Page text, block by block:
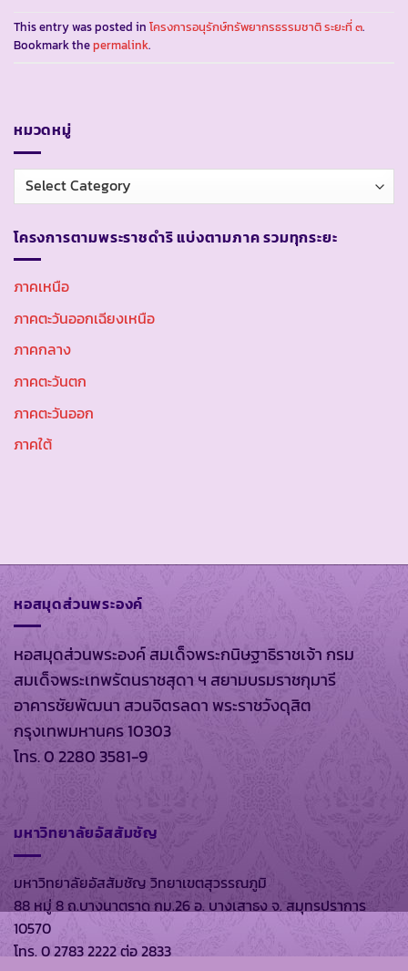
This entry was posted in โครงการอนุรักษ์ทรัพยากรธรรมชาติ ระยะที่ ๓.
Bookmark thepermalink.
หมวดหมู่
หมวด
หมู่
โครงการตามพระราชดำริ แบ่งตามภาค รวมทุกระยะ
ภาคเหนือ
ภาคตะวันออกเฉียงเหนือ
ภาคกลาง
ภาคตะวันตก
ภาคตะวันออก
ภาคใต้
หอสมุดส่วนพระองค์
หอสมุดส่วนพระองค์ สมเด็จพระกนิษฐาธิราชเจ้า กรม
สมเด็จพระเทพรัตนราชสุดา ฯ สยามบรมราชกุมารี
อาคารชัยพัฒนา สวนจิตรลดา พระราชวังดุสิต
กรุงเทพมหานคร 10303
โทร. 0 2280 3581-9
มหาวิทยาลัยอัสสัมชัญ
มหาวิทยาลัยอัสสัมชัญ วิทยาเขตสุวรรณภูมิ
88 หมู่ 8 ถ.บางนาตราด กม.26 อ. บางเสาธง จ. สมุทรปราการ
10570
โทร. 0 2783 2222 ต่อ 2833